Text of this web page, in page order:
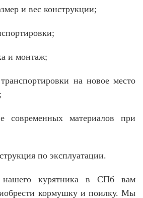
и вес конструкции;
и монтаж;
на новое место
современных материалов при
по эксплуатации.
нашего курятника в СПб вам
кормушку и поилку. Мы